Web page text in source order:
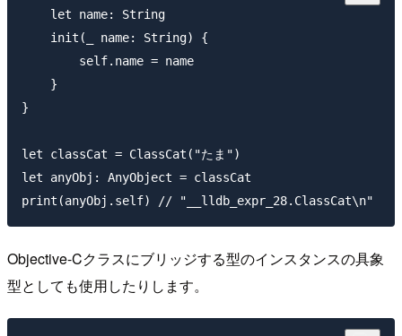
    let name: String
    init(_ name: String) {
        self.name = name
    }
}
let classCat = ClassCat("たま")
let anyObj: AnyObject = classCat
Objective-Cクラスにブリッジする型のインスタンスの具象
型としても使用したりします。